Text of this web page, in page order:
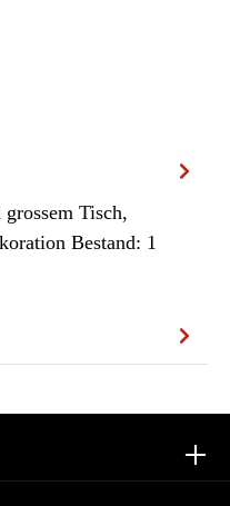
Tisch,
Bestand: 1